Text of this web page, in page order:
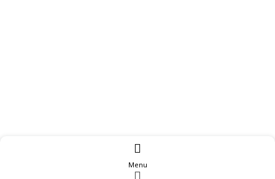
Menu